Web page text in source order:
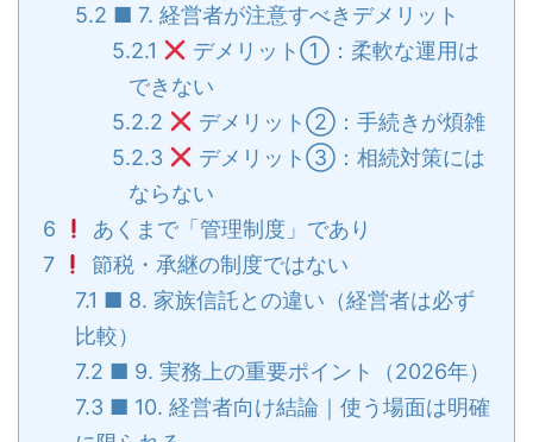
5.2 ■ 7. 経営者が注意すべきデメリット
5.2.1
デメリット①：柔軟な運用は
できない
5.2.2
デメリット②：手続きが煩雑
5.2.3
デメリット③：相続対策には
ならない
6
あくまで「管理制度」であり
7
節税・承継の制度ではない
7.1 ■ 8. 家族信託との違い（経営者は必ず
比較）
7.2 ■ 9. 実務上の重要ポイント（2026年）
7.3 ■ 10. 経営者向け結論｜使う場面は明確